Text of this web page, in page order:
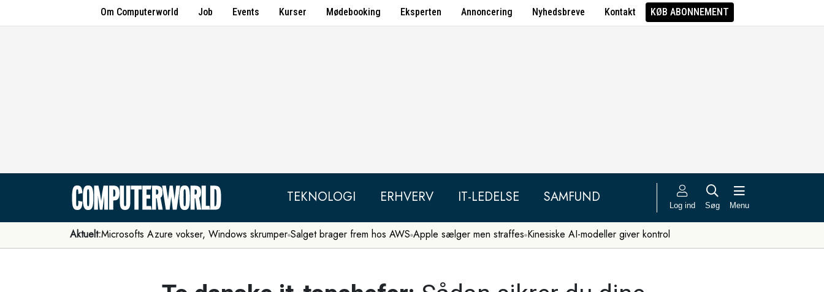
Om Computerworld Job Events Kurser Mødebooking Eksperten Annoncering Nyhedsbreve Kontakt KØB ABONNEMENT
TEKNOLOGI ERHVERV IT-LEDELSE SAMFUND Log ind Søg Menu
Aktuelt:Microsofts Azure vokser, Windows skrumper Salget brager frem hos AWS Apple sælger men straffes Kinesiske AI-modeller giver kontrol